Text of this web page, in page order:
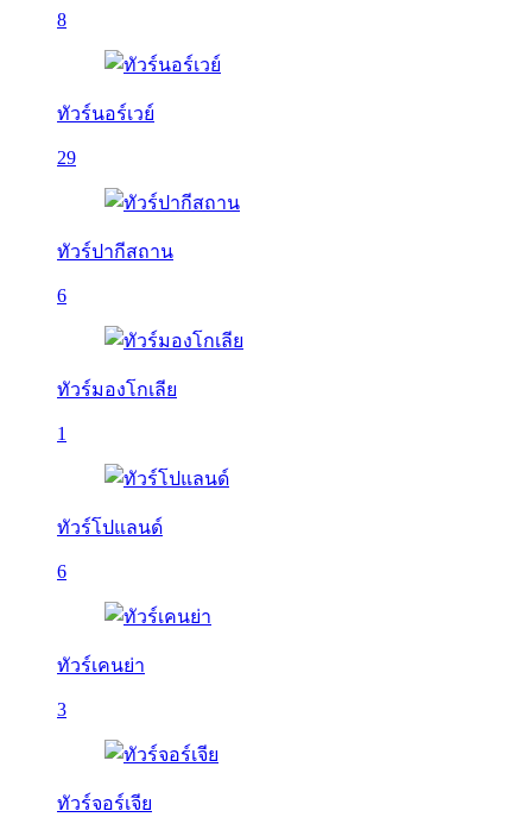
8
ทัวร์นอร์เวย์
29
ทัวร์ปากีสถาน
6
ทัวร์มองโกเลีย
1
ทัวร์โปแลนด์
6
ทัวร์เคนย่า
3
ทัวร์จอร์เจีย